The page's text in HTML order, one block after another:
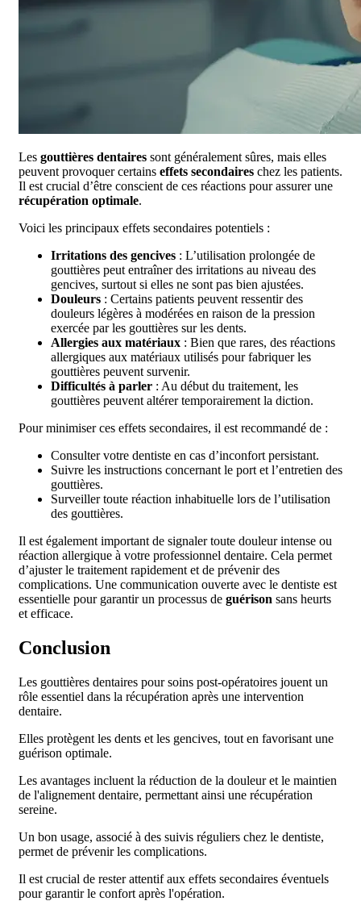
Les gouttières dentaires sont généralement sûres, mais elles
peuvent provoquer certains effets secondaires chez les patients.
Il est crucial d’être conscient de ces réactions pour assurer une
récupération optimale.
Voici les principaux effets secondaires potentiels :
Irritations des gencives : L’utilisation prolongée de
gouttières peut entraîner des irritations au niveau des
gencives, surtout si elles ne sont pas bien ajustées.
Douleurs : Certains patients peuvent ressentir des
douleurs légères à modérées en raison de la pression
exercée par les gouttières sur les dents.
Allergies aux matériaux : Bien que rares, des réactions
allergiques aux matériaux utilisés pour fabriquer les
gouttières peuvent survenir.
Difficultés à parler : Au début du traitement, les
gouttières peuvent altérer temporairement la diction.
Pour minimiser ces effets secondaires, il est recommandé de :
Consulter votre dentiste en cas d’inconfort persistant.
Suivre les instructions concernant le port et l’entretien des
gouttières.
Surveiller toute réaction inhabituelle lors de l’utilisation
des gouttières.
Il est également important de signaler toute douleur intense ou
réaction allergique à votre professionnel dentaire. Cela permet
d’ajuster le traitement rapidement et de prévenir des
complications. Une communication ouverte avec le dentiste est
essentielle pour garantir un processus de guérison sans heurts
et efficace.
Conclusion
Les gouttières dentaires pour soins post-opératoires jouent un
rôle essentiel dans la récupération après une intervention
dentaire.
Elles protègent les dents et les gencives, tout en favorisant une
guérison optimale.
Les avantages incluent la réduction de la douleur et le maintien
de l'alignement dentaire, permettant ainsi une récupération
sereine.
Un bon usage, associé à des suivis réguliers chez le dentiste,
permet de prévenir les complications.
Il est crucial de rester attentif aux effets secondaires éventuels
pour garantir le confort après l'opération.